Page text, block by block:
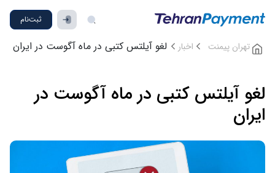
ثبت‌نام
تهران پیمنت اخبار لغو آیلتس کتبی در ماه آگوست در ایران
لغو آیلتس کتبی در ماه آگوست در
ایران